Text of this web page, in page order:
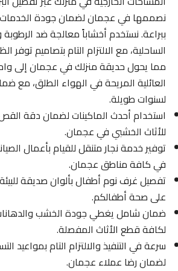
نصممها في عجمان لضمان جودة الخدمات
ببراعة. نستخدم أخشاباً معالجة ضد الرطوبة
الساحلية، مع الالتزام التام بتصاميم توفر
مما يحول حديقة منزلك في عجمان إلى واحة
العائلية المريحة في الهواء الطلق، مع ضمان
لسنوات طويلة.
استخدام أحدث الماكينات لضمان دقة القص
للأثاث الخشبي في عجمان.
توفير خدمة نجار متنقل للقيام بأعمال
في كافة مناطق عجمان.
تفصيل غرف نوم أطفال بألوان صديقة للبيئة
على صحة أطفالكم.
ضمان شامل يغطي جودة الخشب والدهانات
لكافة قطع الأثاث المفصلة.
سرعة في التنفيذ والالتزام التام بمواعيد
لضمان رضا عملاء عجمان.